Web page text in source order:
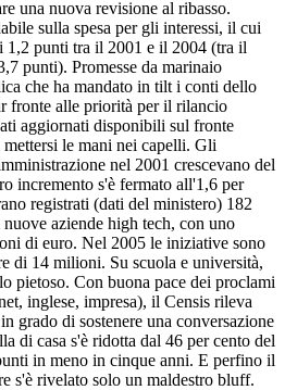
una nuova revisione al ribasso.
sulla spesa per gli interessi, il cui
1,2 punti tra il 2001 e il 2004 (tra il
punti). Promesse da marinaio
che ha mandato in tilt i conti dello
fronte alle priorità per il rilancio
aggiornati disponibili sul fronte
le mani nei capelli. Gli
nel 2001 crescevano del
incremento s'è fermato all'1,6 per
registrati (dati del ministero) 182
aziende high tech, con uno
di euro. Nel 2005 le iniziative sono
di 14 milioni. Su scuola e università,
pietoso. Con buona pace dei proclami
inglese, impresa), il Censis rileva
grado di sostenere una conversazione
di casa s'è ridotta dal 46 per cento del
in meno in cinque anni. E perfino il
s'è rivelato solo un maldestro bluff.